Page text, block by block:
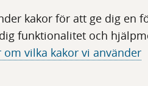
kakor för att ge dig en
funktionalitet och
om vilka kakor vi använder
Eugeniavägen 3